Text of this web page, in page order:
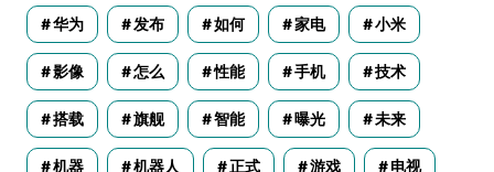
华为 发布 如何 家电 小米
影像 怎么 性能 手机 技术
搭载 旗舰 智能 曝光 未来
机器 机器人 正式 游戏 电视